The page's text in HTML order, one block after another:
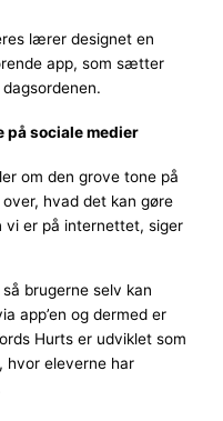
lærer designet en
app, som sætter
på sociale medier
om den grove tone på
hvad det kan gøre
vi er på internettet, siger
brugerne selv kan
app’en og dermed er
Hurts er udviklet som
hvor eleverne har